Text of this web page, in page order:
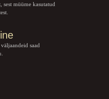
müüme kasutatud
saad